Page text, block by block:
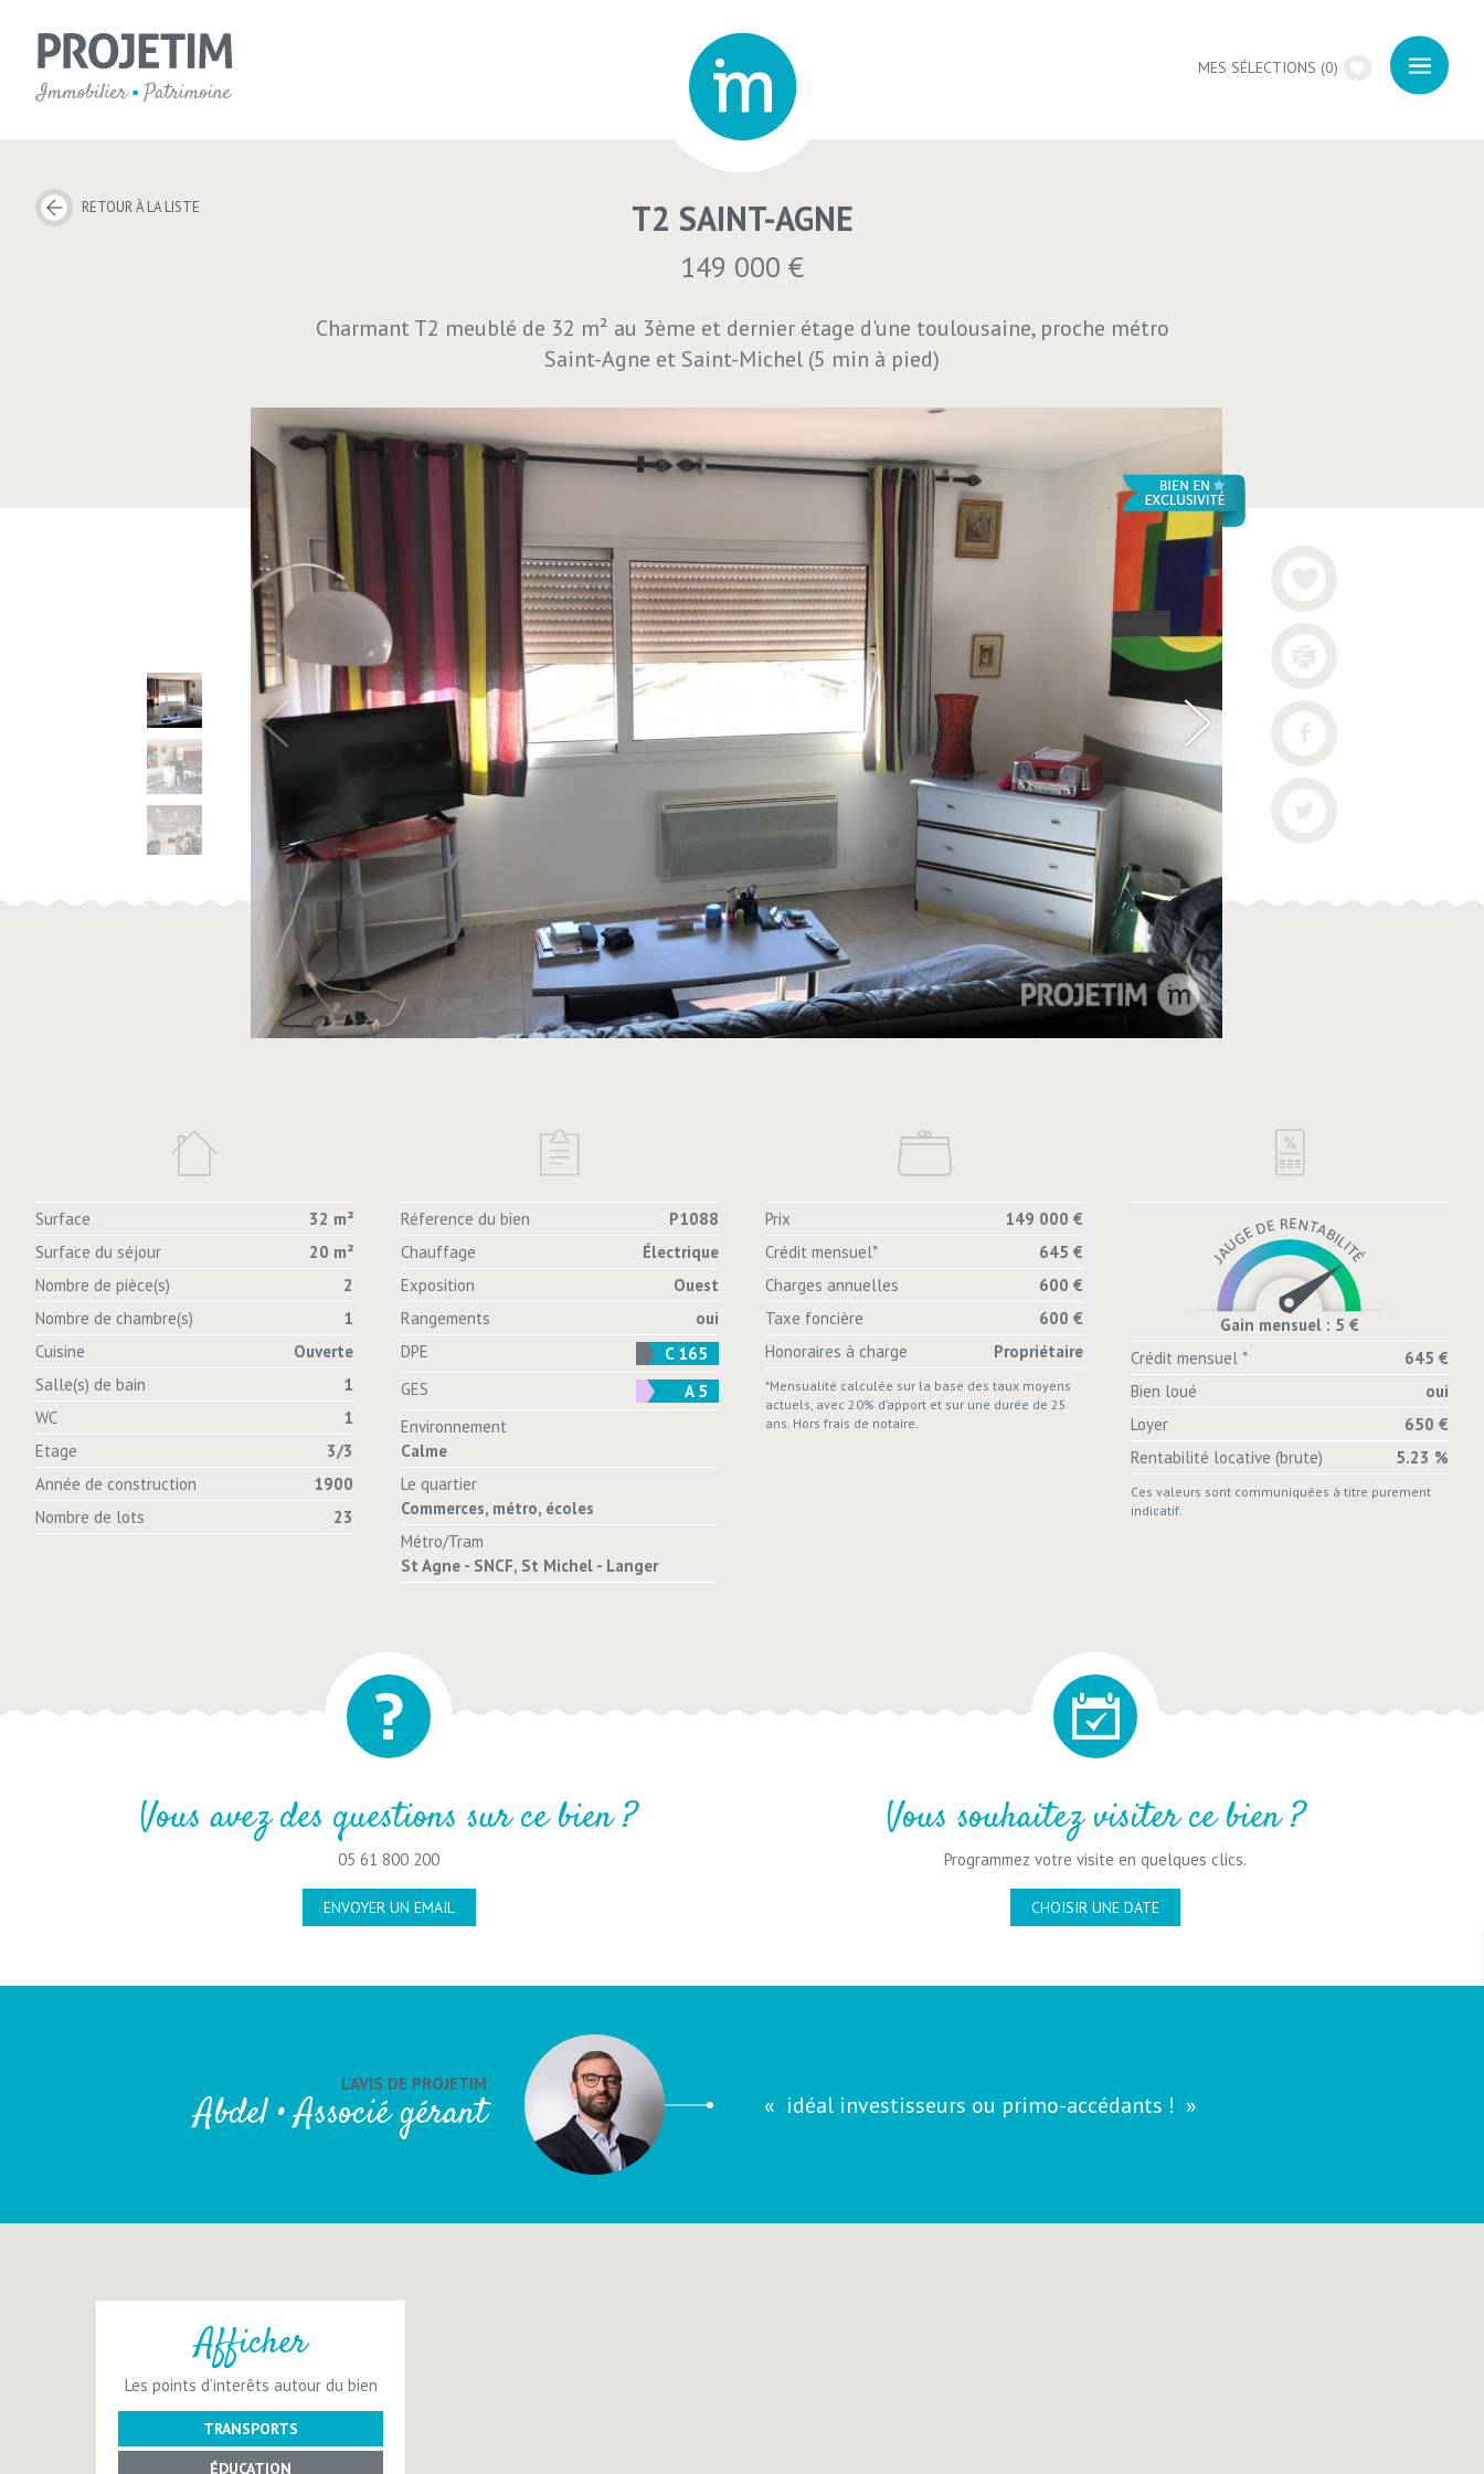
MES SÉLECTIONS (0)
RETOUR À LA LISTE T2 SAINT-AGNE
149 000 €
Charmant T2 meublé de 32 m² au 3ème et dernier étage d'une toulousaine, proche métro
Saint-Agne et Saint-Michel (5 min à pied)
Surface
32 m²
Surface du séjour
20 m²
Nombre de pièce(s)
2
Nombre de chambre(s)
1
Cuisine
Ouverte
Salle(s) de bain
1
WC
1
Etage
3/3
Année de construction
1900
Nombre de lots
23
Réference du bien
P1088
Chauffage
Électrique
Exposition
Ouest
Rangements
oui
DPE
C 165
GES
A 5
Environnement
Calme
Le quartier
Commerces, métro, écoles
Métro/Tram
St Agne - SNCF, St Michel - Langer
Prix
149 000 €
Crédit mensuel*
645 €
Charges annuelles
600 €
Taxe foncière
600 €
Honoraires à charge
Propriétaire
*Mensualité calculée sur la base des taux moyens
actuels, avec 20% d’apport et sur une durée de 25
ans. Hors frais de notaire.
Gain mensuel : 5 €
Crédit mensuel *
645 €
Bien loué
oui
Loyer
650 €
Rentabilité locative (brute)
5.23 %
Ces valeurs sont communiquées à titre purement
indicatif.
Vous avez des questions sur ce bien ?
05 61 800 200
ENVOYER UN EMAIL
Vous souhaitez visiter ce bien ?
Programmez votre visite en quelques clics.
CHOISIR UNE DATE
L’AVIS DE PROJETIM
Abdel • Associé gérant idéal investisseurs ou primo-accédants !
Afficher
Les points d’interêts autour du bien
TRANSPORTS
ÉDUCATION